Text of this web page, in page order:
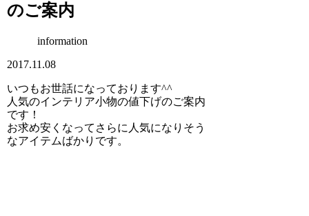
のご案内
information
2017.11.08
いつもお世話になっております^^
人気のインテリア小物の値下げのご案内
です！
お求め安くなってさらに人気になりそう
なアイテムばかりです。